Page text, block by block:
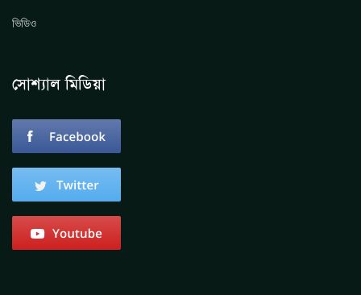
ভিডিও
সোশ্যাল মিডিয়া